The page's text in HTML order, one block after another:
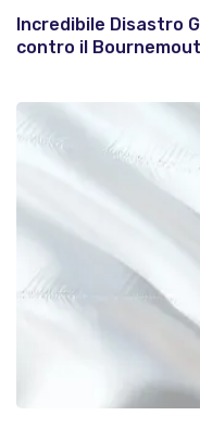
Incredibile Disastro
contro il